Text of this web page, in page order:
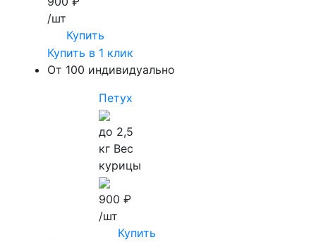
/шт
Купить
Купить в 1 клик
От 100 индивидуально
Петух
до 2,5
кг Вес
курицы
900 ₽
/шт
Купить